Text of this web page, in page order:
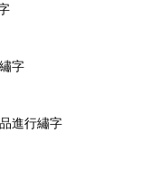
字
進行繡字